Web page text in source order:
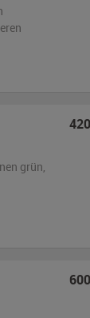
grün,
420
600